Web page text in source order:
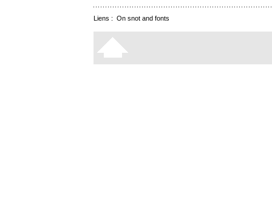
Liens : On snot and fonts